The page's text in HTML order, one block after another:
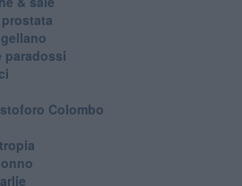
prostata
paradossi
Colombo